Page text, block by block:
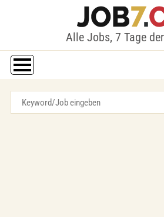
Alle Jobs, 7 Tage